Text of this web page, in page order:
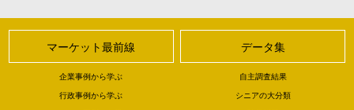
マーケット最前線
企業事例から学ぶ
行政事例から学ぶ
データ集
自主調査結果
シニアの大分類